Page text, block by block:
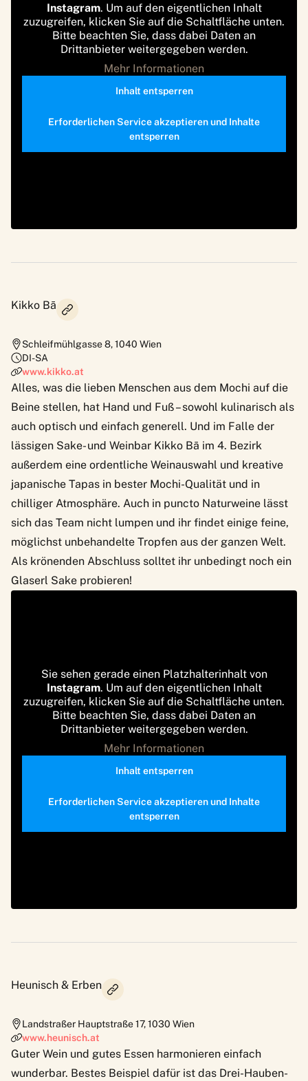
Instagram. Um auf den eigentlichen Inhalt
zuzugreifen, klicken Sie auf die Schaltfläche unten.
Bitte beachten Sie, dass dabei Daten an
Drittanbieter weitergegeben werden.
Mehr Informationen
Inhalt entsperren
Erforderlichen Service akzeptieren und Inhalte
entsperren
Kikko Bā
Schleifmühlgasse 8,1040 Wien
DI-SA
www.kikko.at
Alles, was die lieben Menschen aus dem Mochi auf die
Beine stellen, hat Hand und Fuß – sowohl kulinarisch als
auch optisch und einfach generell. Und im Falle der
lässigen Sake- und Weinbar Kikko Bā im 4. Bezirk
außerdem eine ordentliche Weinauswahl und kreative
japanische Tapas in bester Mochi-Qualität und in
chilliger Atmosphäre. Auch in puncto Naturweine lässt
sich das Team nicht lumpen und ihr findet einige feine,
möglichst unbehandelte Tropfen aus der ganzen Welt.
Als krönenden Abschluss solltet ihr unbedingt noch ein
Glaserl Sake probieren!
Sie sehen gerade einen Platzhalterinhalt von
Instagram. Um auf den eigentlichen Inhalt
zuzugreifen, klicken Sie auf die Schaltfläche unten.
Bitte beachten Sie, dass dabei Daten an
Drittanbieter weitergegeben werden.
Mehr Informationen
Inhalt entsperren
Erforderlichen Service akzeptieren und Inhalte
entsperren
Heunisch & Erben
Landstraßer Hauptstraße 17,1030 Wien
www.heunisch.at
Guter Wein und gutes Essen harmonieren einfach
wunderbar. Bestes Beispiel dafür ist das Drei-Hauben-